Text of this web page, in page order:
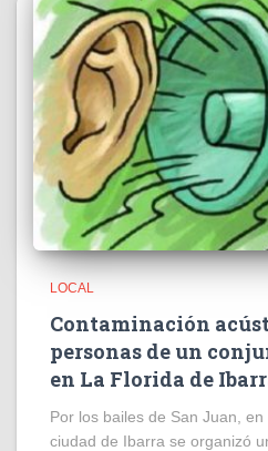
LOCAL
Contaminación
personas de un
en La Florida de
Por los bailes de San Juan,
ciudad de Ibarra se organizó